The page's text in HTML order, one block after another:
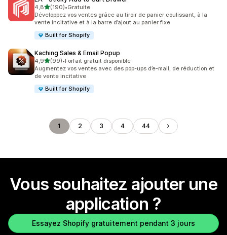
4,8étoile(s) sur 5
(190)
190 avis au total
•Gratuite
Développez vos ventes grâce au tiroir de panier coulissant, à la
vente incitative et à la barre d’ajout au panier fixe
Built for Shopify
Kaching Sales & Email Popup
4,9étoile(s) sur 5
(99)
99 avis au total
•Forfait gratuit disponible
Augmentez vos ventes avec des pop-ups d’e-mail, de réduction et
de vente incitative
Built for Shopify
1 2 3 4 44
Vous souhaitez ajouter une
application ?
Essayez Shopify gratuitement pendant 3 jours